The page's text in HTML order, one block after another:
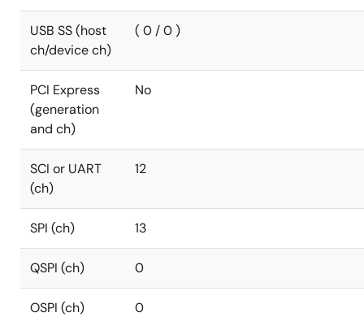
USB SS (host
ch/device ch)
( 0 / 0 )
PCI Express
(generation
and ch)
No
SCI or UART
(ch)
12
SPI (ch) 13
QSPI (ch) 0
OSPI (ch) 0